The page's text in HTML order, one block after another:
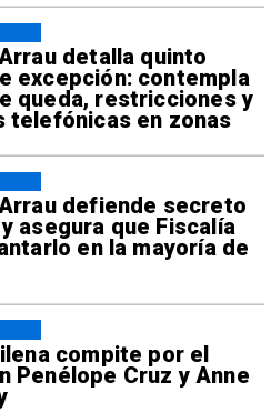
detalla quinto
excepción: contempla
queda, restricciones y
telefónicas en zonas
defiende secreto
asegura que Fiscalía
en la mayoría de
compite por el
Penélope Cruz y Anne